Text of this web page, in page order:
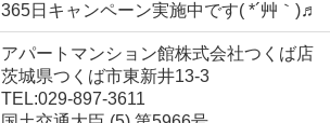
365日キャンペーン実施中です( *´艸｀)♬
アパートマンション館株式会社つくば店
茨城県つくば市東新井13-3
TEL:029-897-3611